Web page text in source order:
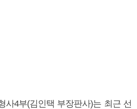
사4부(김인택 부장판사)는 최근 선